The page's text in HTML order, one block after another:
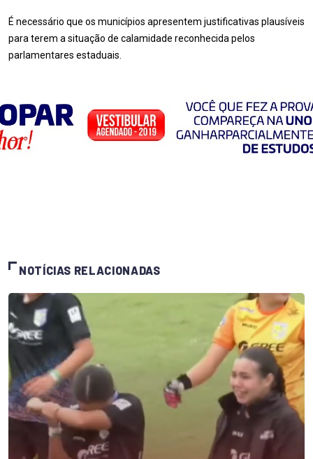
É necessário que os municípios apresentem justificativas plausíveis
para terem a situação de calamidade reconhecida pelos
parlamentares estaduais.
NOTÍCIAS RELACIONADAS